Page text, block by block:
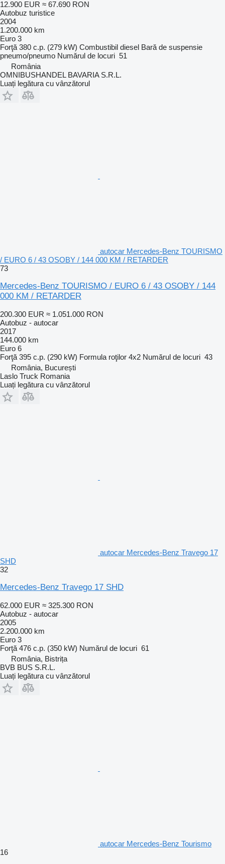
12.900 EUR ≈ 67.690 RON
Autobuz turistice
2004
1.200.000 km
Euro 3
Forţă 380 c.p. (279 kW) Combustibil diesel Bară de suspensie
pneumo/pneumo Numărul de locuri 51
România
OMNIBUSHANDEL BAVARIA S.R.L.
Luați legătura cu vânzătorul
autocar Mercedes-Benz TOURISMO
/ EURO 6 / 43 OSOBY / 144 000 KM / RETARDER
73
Mercedes-Benz TOURISMO / EURO 6 / 43 OSOBY / 144
000 KM / RETARDER
200.300 EUR ≈ 1.051.000 RON
Autobuz - autocar
2017
144.000 km
Euro 6
Forţă 395 c.p. (290 kW) Formula roţilor 4x2 Numărul de locuri 43
România, București
Laslo Truck Romania
Luați legătura cu vânzătorul
autocar Mercedes-Benz Travego 17
SHD
32
Mercedes-Benz Travego 17 SHD
62.000 EUR ≈ 325.300 RON
Autobuz - autocar
2005
2.200.000 km
Euro 3
Forţă 476 c.p. (350 kW) Numărul de locuri 61
România, Bistrița
BVB BUS S.R.L.
Luați legătura cu vânzătorul
autocar Mercedes-Benz Tourismo
16